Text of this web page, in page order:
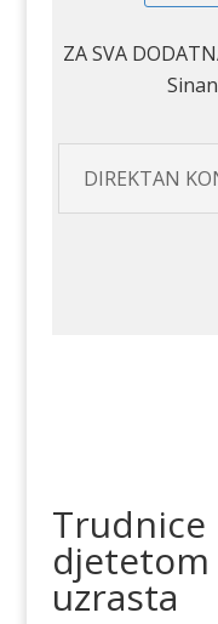
ZA SVA
DIREKTAN
Trudnice
djetetom
uzrasta